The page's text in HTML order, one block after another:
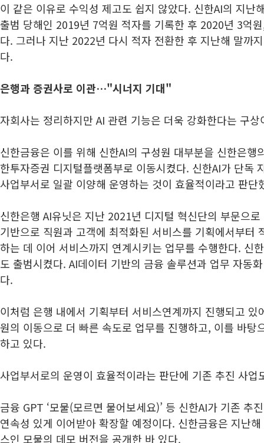
이 같은 이유로 수익성 제고도 쉽지 않았다. 신한AI의 지난
출범 당해인 2019년 7억원 적자를 기록한 후 2020년 3억
다. 그러나 지난 2022년 다시 적자 전환한 후 지난해 말까
다.
은행과 증권사로 이관…"시너지 기대"
자회사는 정리하지만 AI 관련 기능은 더욱 강화한다는 구상
신한금융은 이를 위해 신한AI의 구성원 대부분을 신한은행
한투자증권 디지털플랫폼부로 이동시켰다. 신한AI가 단독
사업부서로 일괄 이양해 운영하는 것이 효율적이라고 판단
신한은행 AI유닛은 지난 2021년 디지털 혁신단의 부문으
기반으로 직원과 고객에 최적화된 서비스를 기획에서부터
하는 데 이어 서비스까지 연계시키는 업무를 수행한다. 신
도 출범시켰다. AI데이터 기반의 금융 솔루션과 업무 자동
다.
이처럼 은행 내에서 기획부터 서비스연계까지 진행되고 있
원의 이동으로 더 빠른 속도로 업무를 진행하고, 이를 바탕
하고 있다.
사업부서로의 운영이 효율적이라는 판단에 기존 추진 사업
금융 GPT ‘모물(모르면 물어보세요)’ 등 신한AI가 기존 추
연속성 있게 이어받아 확장할 예정이다. 신한금융은 지난
스인 모물의 데모 버전을 공개한 바 있다.